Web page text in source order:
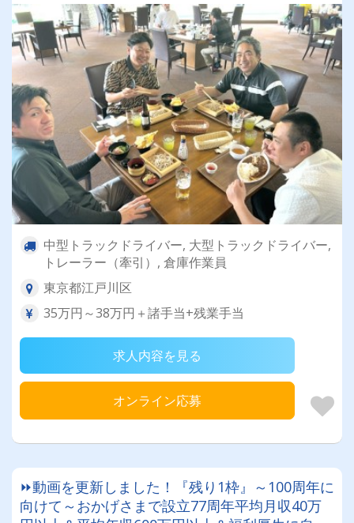
中型トラックドライバー, 大型トラックドライバー,
トレーラー（牽引）, 倉庫作業員
東京都江戸川区
35万円～38万円＋諸手当+残業手当
求人内容を見る
オンライン応募
⏩動画を更新しました！『残り1枠』～100周年に
向けて～おかげさまで設立77周年平均月収40万